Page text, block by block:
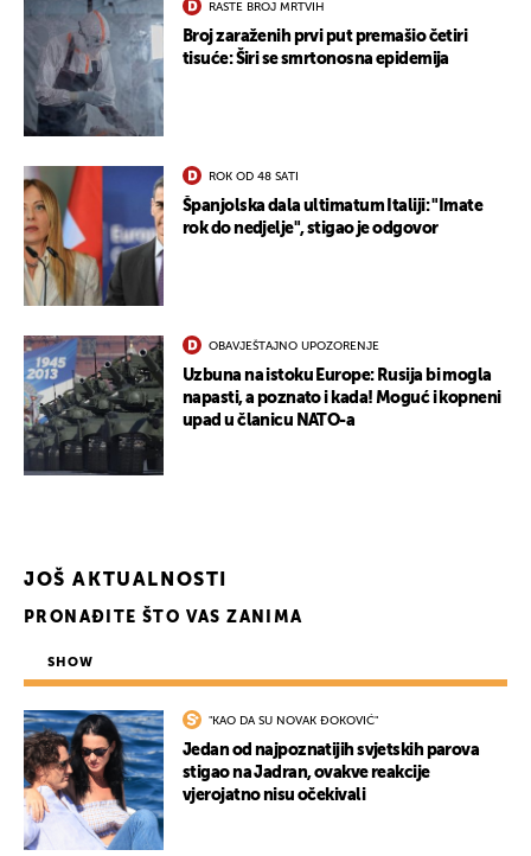
RASTE BROJ MRTVIH
Broj zaraženih prvi put premašio četiri
tisuće: Širi se smrtonosna epidemija
ROK OD 48 SATI
Španjolska dala ultimatum Italiji: "Imate
rok do nedjelje", stigao je odgovor
OBAVJEŠTAJNO UPOZORENJE
Uzbuna na istoku Europe: Rusija bi mogla
napasti, a poznato i kada! Moguć i kopneni
upad u članicu NATO-a
JOŠ AKTUALNOSTI
PRONAĐITE ŠTO VAS ZANIMA
SHOW
"KAO DA SU NOVAK ĐOKOVIĆ"
Jedan od najpoznatijih svjetskih parova
stigao na Jadran, ovakve reakcije
vjerojatno nisu očekivali